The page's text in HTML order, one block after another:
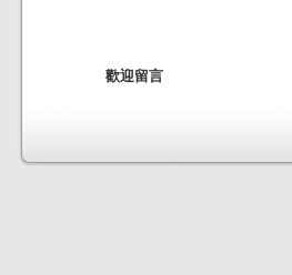
歡迎留言